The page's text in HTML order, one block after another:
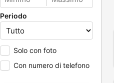
Periodo
Solo con foto
Con numero di telefono